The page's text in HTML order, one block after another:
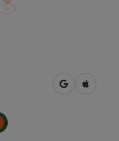
in Googlein Apple